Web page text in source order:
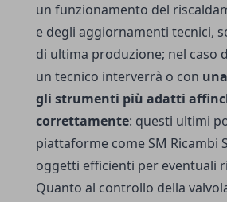
un funzionamento del
e degli aggiornamenti tecnici,
di ultima produzione; nel caso
un tecnico interverrà o con
gli strumenti più adatti
correttamente: questi ultimi
piattaforme come SM Ricambi
oggetti efficienti per eventuali
Quanto al controllo della